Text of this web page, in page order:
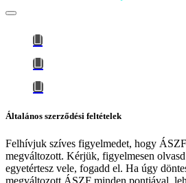
Általános szerződési feltételek
Felhívjuk szíves figyelmedet, hogy
megváltozott. Kérjük, figyelmesen
egyetértesz vele, fogadd el. Ha úgy
megváltozott ÁSZF minden pontjával,